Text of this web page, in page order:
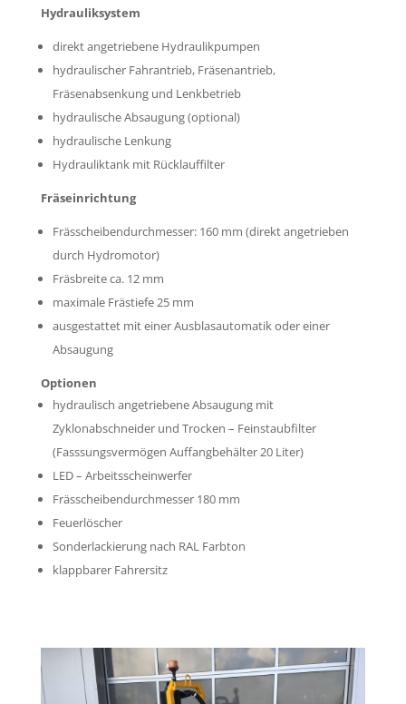
Hydrauliksystem
direkt angetriebene Hydraulikpumpen
hydraulischer Fahrantrieb, Fräsenantrieb,
Fräsenabsenkung und Lenkbetrieb
hydraulische Absaugung (optional)
hydraulische Lenkung
Hydrauliktank mit Rücklauffilter
Fräseinrichtung
Frässcheibendurchmesser: 160 mm (direkt angetrieben
durch Hydromotor)
Fräsbreite ca. 12 mm
maximale Frästiefe 25 mm
ausgestattet mit einer Ausblasautomatik oder einer
Absaugung
Optionen
hydraulisch angetriebene Absaugung mit
Zyklonabschneider und Trocken – Feinstaubfilter
(Fasssungsvermögen Auffangbehälter 20 Liter)
LED – Arbeitsscheinwerfer
Frässcheibendurchmesser 180 mm
Feuerlöscher
Sonderlackierung nach RAL Farbton
klappbarer Fahrersitz